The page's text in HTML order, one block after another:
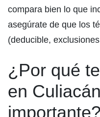
compara bien lo que
asegúrate de que los
(deducible,
¿Por qué
en